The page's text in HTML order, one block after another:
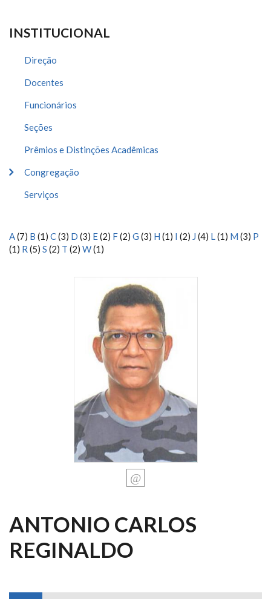
INSTITUCIONAL
Direção
Docentes
Funcionários
Seções
Prêmios e Distinções Acadêmicas
Congregação
Serviços
A(7) B (1) C(3) D (3) E(2) F(2) G (3) H (1) I (2) J (4) L(1) M (3) P
(1) R (5) S (2) T (2) W(1)
ANTONIO CARLOS
REGINALDO